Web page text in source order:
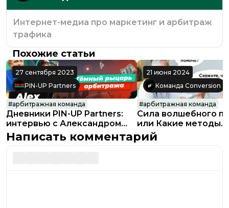
Интернет-медиа про маркетинг и арбитраж
трафика
Похожие статьи
27 сентября 2023
PIN-UP Partners
#арбитражная команда
Дневники PIN-UP Partners:
интервью с Александром
Старовойтовым
21 июня 2024
Команда Conversion
#арбитражная команда
Сила волшебного
или Какие методы
нематериальной
работают в
Написать комментарий